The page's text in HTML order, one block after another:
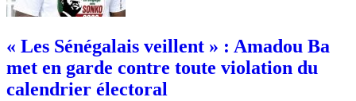
« Les Sénégalais veillent » : Amadou Ba
met en garde contre toute violation du
calendrier électoral